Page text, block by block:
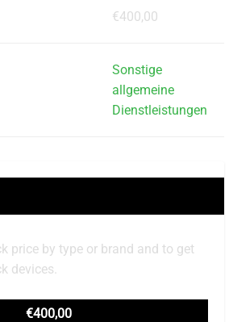
€400,00
Sonstige
allgemeine
Dienstleistungen
price by type or brand and to get
devices.
€400,00